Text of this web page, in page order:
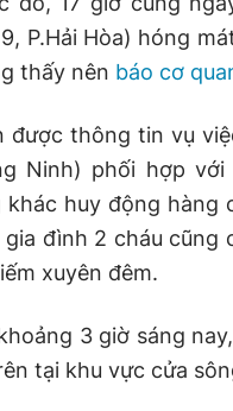
P.Hải Hòa) hóng
thấy nên báo cơ
được thông tin vụ
Ninh) phối hợp
khác huy động hàng
gia đình 2 cháu cũng
xuyên đêm.
3 giờ sáng
tại khu vực cửa